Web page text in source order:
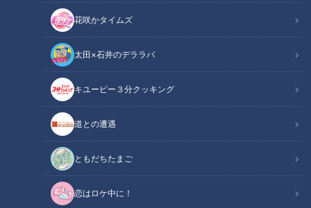
花咲かタイムズ
太田×石井のデララバ
キユーピー３分クッキング
道との遭遇
ともだちたまご
恋はロケ中に！
秘訣は「とにかく歩き回ること」 超巨大スーパーで働く新人スタッフ
この記事の画像